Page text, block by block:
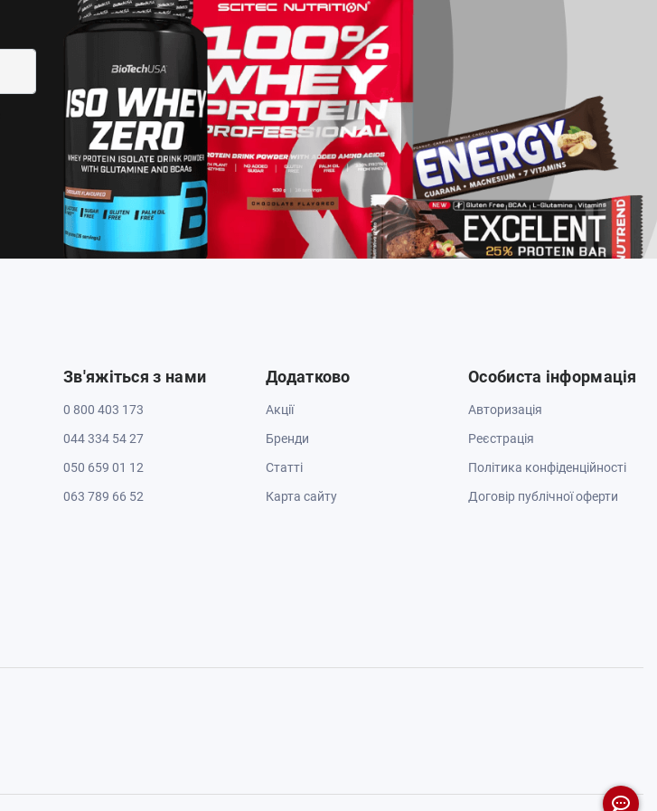
Зв'яжіться з нами
0 800 403 173
044 334 54 27
050 659 01 12
063 789 66 52
Додатково
Акції
Бренди
Cтатті
Карта сайту
Особиста інформація
Авторизація
Реєстрація
Політика конфіденційності
Договір публічної оферти